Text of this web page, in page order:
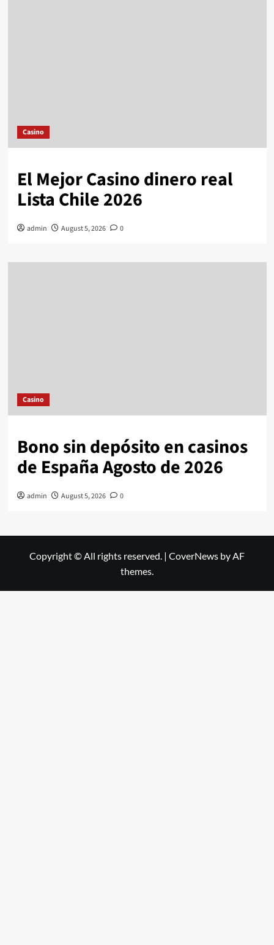
Casino
El Mejor Casino dinero real
Lista Chile 2026
admin August 5, 2026 0
Casino
Bono sin depósito en casinos
de España Agosto de 2026
admin August 5, 2026 0
Copyright © All rights reserved. | CoverNews by AF
themes.